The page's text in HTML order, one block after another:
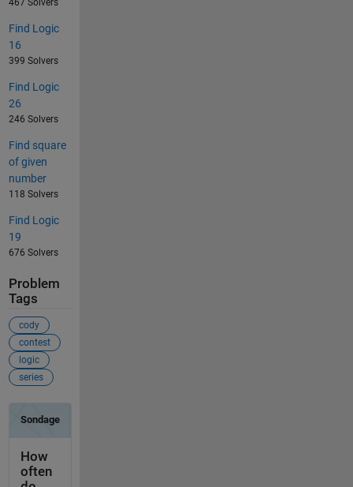
Find Logic
16
399 Solvers
Find Logic
26
246 Solvers
Find square
of given
number
118 Solvers
Find Logic
19
676 Solvers
Problem
Tags
cody
contest
logic
series